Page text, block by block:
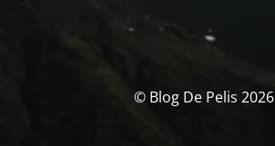
© Blog De Pelis 2026